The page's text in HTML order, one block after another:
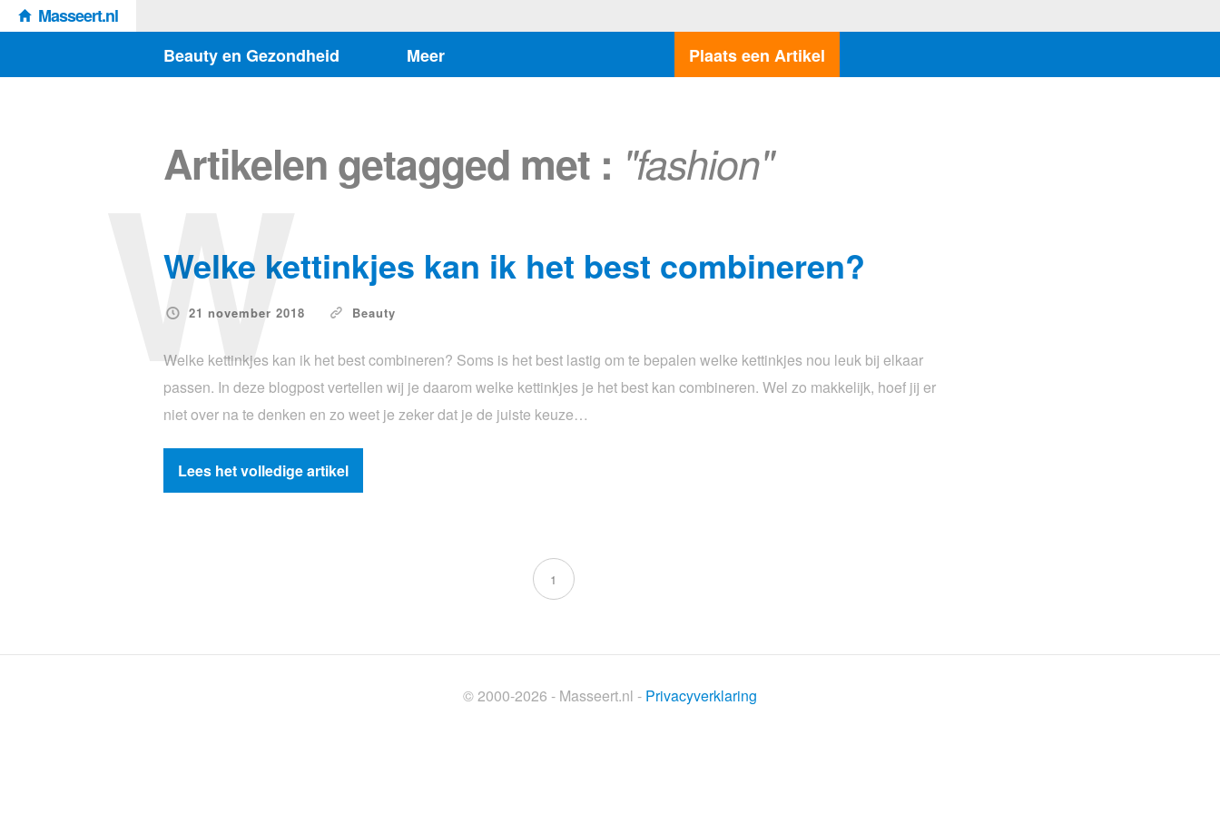
Masseert.nl
Beauty en Gezondheid
Meer Plaats een Artikel
Artikelen getagged met : "fashion"
Welke kettinkjes kan ik het best combineren?
21 november 2018 Beauty
W
Welke kettinkjes kan ik het best combineren? Soms is het best lastig om te bepalen welke kettinkjes nou leuk bij elkaar
passen. In deze blogpost vertellen wij je daarom welke kettinkjes je het best kan combineren. Wel zo makkelijk, hoef jij er
niet over na te denken en zo weet je zeker dat je de juiste keuze…
Lees het volledige artikel
1
© 2000-2026 - Masseert.nl - Privacyverklaring